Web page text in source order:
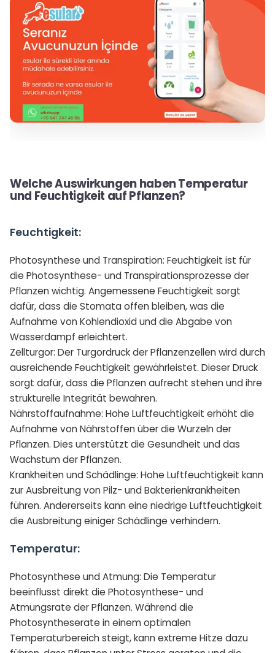
Welche Auswirkungen haben Temperatur
und Feuchtigkeit auf Pflanzen?
Feuchtigkeit:
Photosynthese und Transpiration: Feuchtigkeit ist für
die Photosynthese- und Transpirationsprozesse der
Pflanzen wichtig. Angemessene Feuchtigkeit sorgt
dafür, dass die Stomata offen bleiben, was die
Aufnahme von Kohlendioxid und die Abgabe von
Wasserdampf erleichtert.
Zellturgor: Der Turgordruck der Pflanzenzellen wird durch
ausreichende Feuchtigkeit gewährleistet. Dieser Druck
sorgt dafür, dass die Pflanzen aufrecht stehen und ihre
strukturelle Integrität bewahren.
Nährstoffaufnahme: Hohe Luftfeuchtigkeit erhöht die
Aufnahme von Nährstoffen über die Wurzeln der
Pflanzen. Dies unterstützt die Gesundheit und das
Wachstum der Pflanzen.
Krankheiten und Schädlinge: Hohe Luftfeuchtigkeit kann
zur Ausbreitung von Pilz- und Bakterienkrankheiten
führen. Andererseits kann eine niedrige Luftfeuchtigkeit
die Ausbreitung einiger Schädlinge verhindern.
Temperatur:
Photosynthese und Atmung: Die Temperatur
beeinflusst direkt die Photosynthese- und
Atmungsrate der Pflanzen. Während die
Photosyntheserate in einem optimalen
Temperaturbereich steigt, kann extreme Hitze dazu